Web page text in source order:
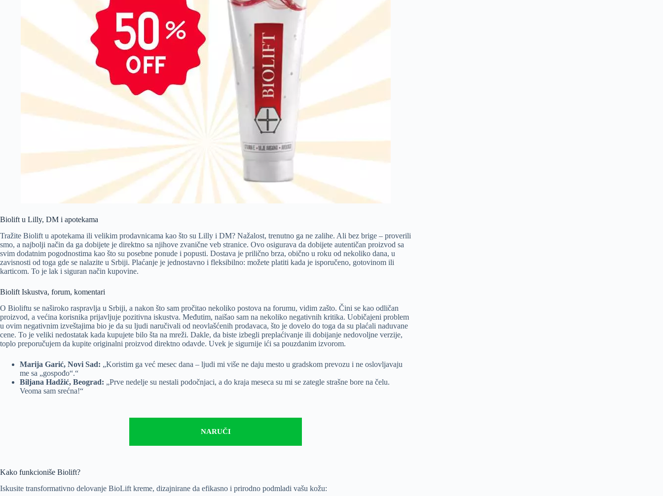
Biolift u Lilly, DM i apotekama
Tražite Biolift u apotekama ili velikim prodavnicama kao što su Lilly i DM? Nažalost, trenutno ga ne zalihe. Ali bez brige – proverili
smo, a najbolji način da ga dobijete je direktno sa njihove zvanične veb stranice. Ovo osigurava da dobijete autentičan proizvod sa
svim dodatnim pogodnostima kao što su posebne ponude i popusti. Dostava je prilično brza, obično u roku od nekoliko dana, u
zavisnosti od toga gde se nalazite u Srbiji. Plaćanje je jednostavno i fleksibilno: možete platiti kada je isporučeno, gotovinom ili
karticom. To je lak i siguran način kupovine.
Biolift Iskustva, forum, komentari
O Bioliftu se naširoko raspravlja u Srbiji, a nakon što sam pročitao nekoliko postova na forumu, vidim zašto. Čini se kao odličan
proizvod, a većina korisnika prijavljuje pozitivna iskustva. Međutim, naišao sam na nekoliko negativnih kritika. Uobičajeni problem
u ovim negativnim izveštajima bio je da su ljudi naručivali od neovlašćenih prodavaca, što je dovelo do toga da su plaćali naduvane
cene. To je veliki nedostatak kada kupujete bilo šta na mreži. Dakle, da biste izbegli preplaćivanje ili dobijanje nedovoljne verzije,
toplo preporučujem da kupite originalni proizvod direktno odavde. Uvek je sigurnije ići sa pouzdanim izvorom.
Marija Garić, Novi Sad: „Koristim ga već mesec dana – ljudi mi više ne daju mesto u gradskom prevozu i ne oslovljavaju
me sa „gospođo“.“
Biljana Hadžić, Beograd: „Prve nedelje su nestali podočnjaci, a do kraja meseca su mi se zategle strašne bore na čelu.
Veoma sam srećna!“
NARUČI
Kako funkcioniše Biolift?
Iskusite transformativno delovanje BioLift kreme, dizajnirane da efikasno i prirodno podmladi vašu kožu: